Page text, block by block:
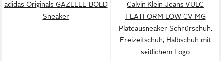
adidas Originals GAZELLE BOLD
Sneaker
Calvin Klein Jeans VULC
FLATFORM LOW CV MG
Plateausneaker Schnürschuh,
Freizeitschuh, Halbschuh mit
seitlichem Logo